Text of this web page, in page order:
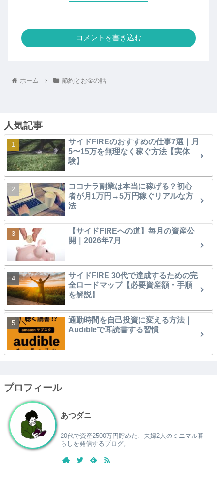
コメントを書き込む
ホーム 節約とお金の話
人気記事
サイドFIREのおすすめの仕事7選｜月
5〜15万を無理なく稼ぐ方法【実体
験】
ココナラ副業は本当に稼げる？初心
者が月1万円→5万円稼ぐリアルな方
法
【サイドFIREへの道】毎月の資産公
開｜2026年7月
サイドFIRE 30代で達成するための完
全ロードマップ【必要資産額・手順
を解説】
通勤時間を自己投資に変える方法｜
Audibleで耳読書する習慣
プロフィール
あつダニ
20代で資産2500万円貯めた、夫婦2人のミニマル暮
らしを発信するブログ。